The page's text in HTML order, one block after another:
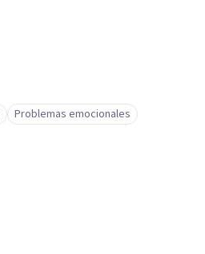
Problemas emocionales